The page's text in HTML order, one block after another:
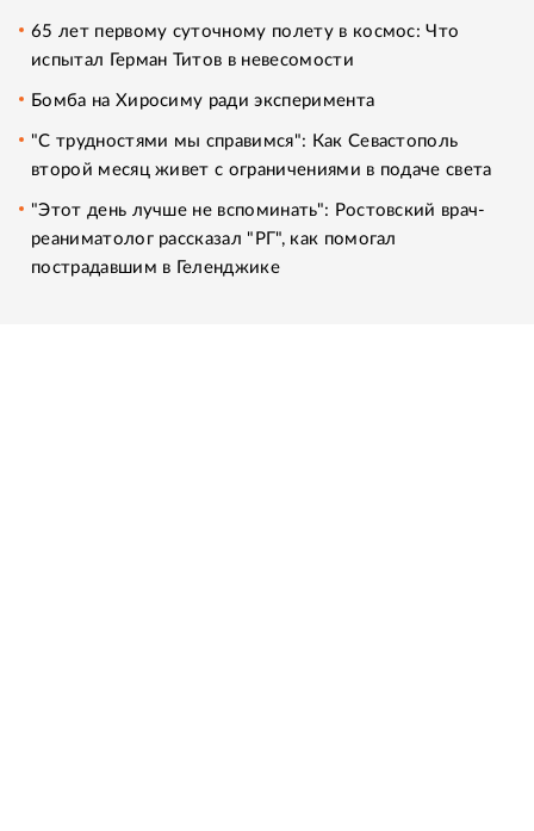
65 лет первому суточному полету в космос: Что
испытал Герман Титов в невесомости
Бомба на Хиросиму ради эксперимента
"С трудностями мы справимся": Как Севастополь
второй месяц живет с ограничениями в подаче света
"Этот день лучше не вспоминать": Ростовский врач-
реаниматолог рассказал "РГ", как помогал
пострадавшим в Геленджике